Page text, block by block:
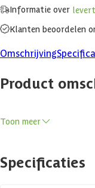
Informatie over
Klanten beoordelen
Omschrijving
Product
comfortabele binnen
en een aangename
ontspannen extra
Toon meer
Specificaties